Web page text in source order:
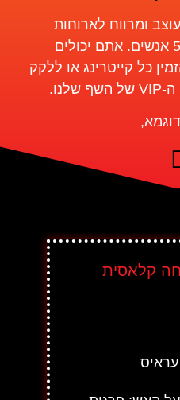
ומרווח לארוחות
. אתם יכולים
כל קייטרינגאו ללקק
VIPשל ה שףשלנו.
קלאסית